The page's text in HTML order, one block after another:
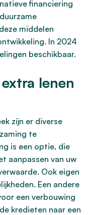
financiering
middelen
In 2024
beschikbaar.
lenen
zijn er diverse
te
is een optie, die
aanpassen van uw
Ook eigen
Een andere
een verbouwing
kredieten naar een